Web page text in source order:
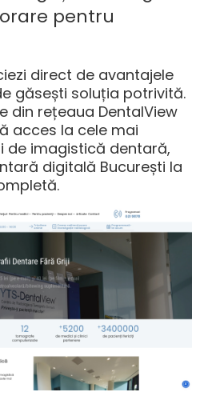
pentru
direct de avantajele
găsești soluția potrivită.
din rețeaua DentalView
acces la cele mai
de imagistică dentară,
digitală București la